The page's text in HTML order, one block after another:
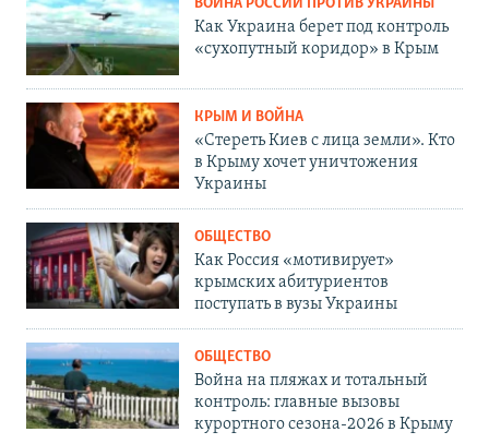
ВОЙНА РОССИИ ПРОТИВ УКРАИНЫ
Как Украина берет под контроль
«сухопутный коридор» в Крым
КРЫМ И ВОЙНА
«Стереть Киев с лица земли». Кто
в Крыму хочет уничтожения
Украины
ОБЩЕСТВО
Как Россия «мотивирует»
крымских абитуриентов
поступать в вузы Украины
ОБЩЕСТВО
Война на пляжах и тотальный
контроль: главные вызовы
курортного сезона-2026 в Крыму